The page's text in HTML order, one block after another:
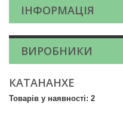
ІНФОРМАЦІЯ
ВИРОБНИКИ
КАТАНАНХЕ
Товарів у наявності: 2